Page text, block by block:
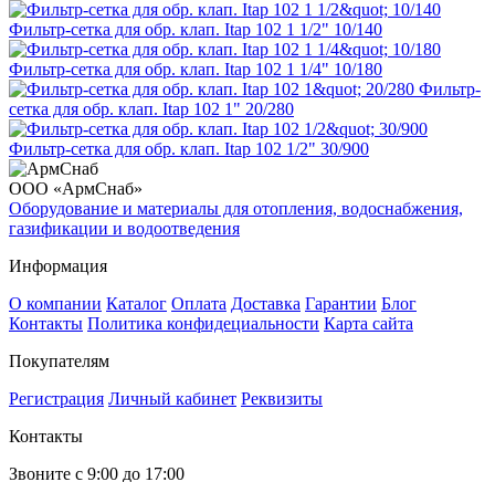
Фильтр-сетка для обр. клап. Itap 102 1 1/2" 10/140
Фильтр-сетка для обр. клап. Itap 102 1 1/4" 10/180
Фильтр-
сетка для обр. клап. Itap 102 1" 20/280
Фильтр-сетка для обр. клап. Itap 102 1/2" 30/900
ООО «АрмСнаб»
Оборудование и материалы для отопления, водоснабжения,
газификации и водоотведения
Информация
О компании Каталог Оплата Доставка Гарантии Блог
Контакты Политика конфидециальности Карта сайта
Покупателям
Регистрация Личный кабинет Реквизиты
Контакты
Звоните с 9:00 до 17:00